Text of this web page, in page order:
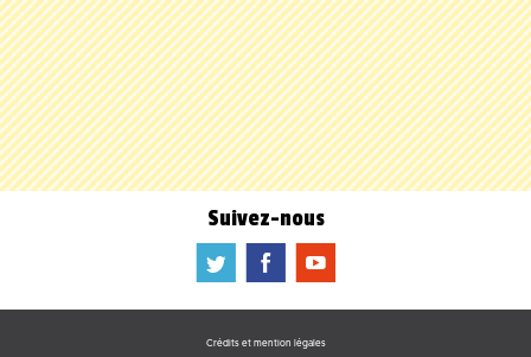
Suivez-nous
a b f
Crédits et mention légales